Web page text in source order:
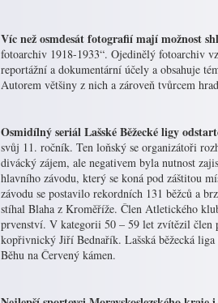
Víc než osmdesát fotografií mají možnost
fotoarchiv 1918-1933“. Ojedinělý fotoarchiv
reportážní a dokumentární účely a obsahuje
Autorem většiny z nich a zároveň tvůrcem
Osmidílný seriál Lašské Běžecké ligy
svůj 11. ročník. Ten loňský se organizátoři
divácký zájem, ale negativem byla nutnost
hlavního závodu, který se koná pod záštitou
závodu se postavilo rekordních 131 běžců a
stíhal Blaha z Kroměříže. Člen Atletického
prvenství. V kategorii 50 – 59 let zvítězil člen
kopřivnický Jiří Bednařík. Lašská běžecká
Běhu na Červený kámen.